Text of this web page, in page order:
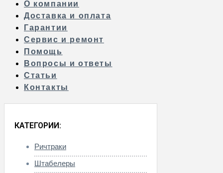
О компании
Доставка и оплата
Гарантии
Сервис и ремонт
Помощь
Вопросы и ответы
Статьи
Контакты
КАТЕГОРИИ:
Ричтраки
Штабелеры